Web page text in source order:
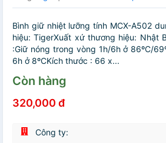
Bình giữ nhiệt lưỡng tính MCX-A502
hiệu: TigerXuất xứ thương hiệu: Nhật
:Giữ nóng trong vòng 1h/6h ở 86ºC/
6h ở 8ºCKích thước : 66 x...
Còn hàng
320,000 đ
Công ty: